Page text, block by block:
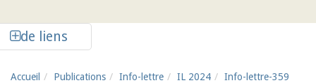
de liens
Accueil Publications Info-lettre IL 2024
Info-lettre-359